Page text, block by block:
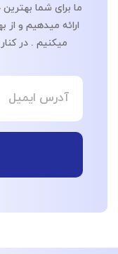
ما برای شما
ارائه میدهیم و از
میکنیم . در